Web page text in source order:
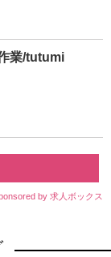
業/tutumi
by 求人ボックス